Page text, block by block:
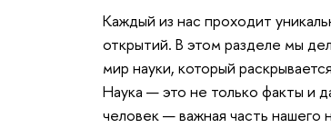
Каждый из нас проходит
открытий. В этом разделе мы
мир науки, который
Наука — это не только факты и
человек — важная часть нашего